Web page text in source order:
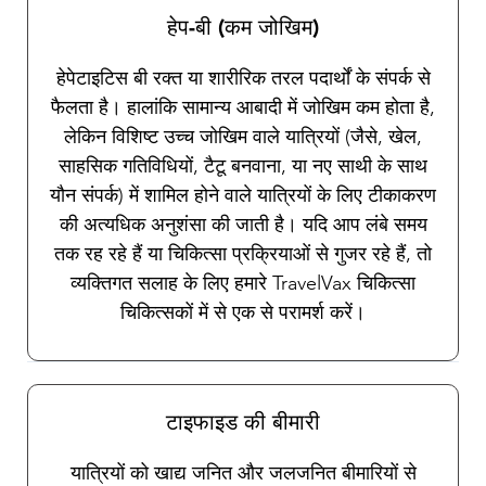
हेप-बी (कम जोखिम)
हेपेटाइटिस बी रक्त या शारीरिक तरल पदार्थों के संपर्क से
फैलता है। हालांकि सामान्य आबादी में जोखिम कम होता है,
लेकिन विशिष्ट उच्च जोखिम वाले यात्रियों (जैसे, खेल,
साहसिक गतिविधियों, टैटू बनवाना, या नए साथी के साथ
यौन संपर्क) में शामिल होने वाले यात्रियों के लिए टीकाकरण
की अत्यधिक अनुशंसा की जाती है। यदि आप लंबे समय
तक रह रहे हैं या चिकित्सा प्रक्रियाओं से गुजर रहे हैं, तो
व्यक्तिगत सलाह के लिए हमारे TravelVax चिकित्सा
चिकित्सकों में से एक से परामर्श करें।
टाइफाइड की बीमारी
यात्रियों को खाद्य जनित और जलजनित बीमारियों से